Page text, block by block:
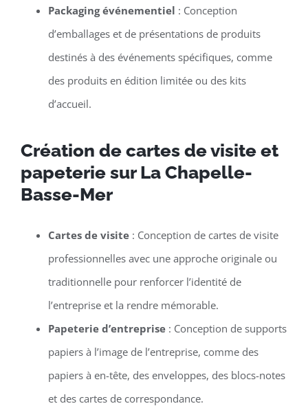
Packaging événementiel : Conception
d’emballages et de présentations de produits
destinés à des événements spécifiques, comme
des produits en édition limitée ou des kits
d’accueil.
Création de cartes de visite et
papeterie sur La Chapelle-
Basse-Mer
Cartes de visite: Conception de cartes de visite
professionnelles avec une approche originale ou
traditionnelle pour renforcer l’identité de
l’entreprise et la rendre mémorable.
Papeterie d’entreprise: Conception de supports
papiers à l’image de l’entreprise, comme des
papiers à en-tête, des enveloppes, des blocs-notes
et des cartes de correspondance.